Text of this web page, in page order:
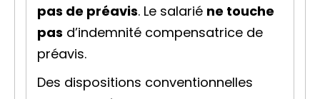
pas de préavis. Le salarié ne touche
pas d’indemnité compensatrice de
préavis.
Des dispositions conventionnelles